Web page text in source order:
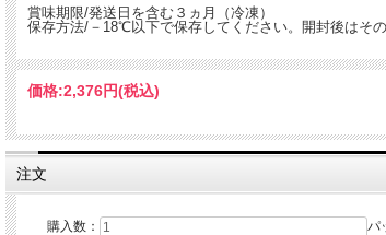
賞味期限/発送日を含む３ヵ月（冷凍）
保存方法/－18℃以下で保存してください。開封後はそ
価格:2,376円(税込)
注文
購入数： パ